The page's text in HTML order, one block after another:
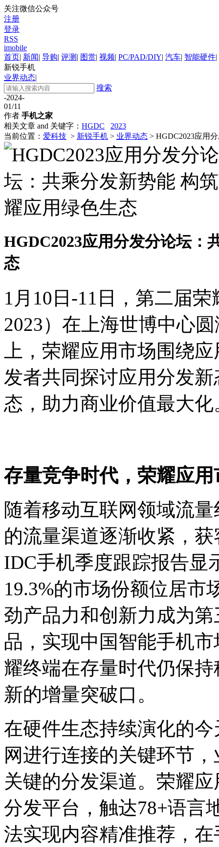
关注微信公众号
注册
登录
RSS
imobile
首页| 新闻| 导购| 评测 | 图赏| 视频| PC/PAD/DIY| 汽车| 智能硬件|
新锐手机
业界动态|
搜索
-2024-
01/11
作者 手机之家
相关文章 and 关键字： HGDC
2023
当前位置： 爱科技 > 新锐手机 > 业界动态 > HGDC2023应用
HGDC2023应用分发分论坛：
态
1月10日-11日，第二届
2023）在上海世博中心
上，荣耀应用市场围绕
发者共同探讨应用分发
态，助力商业价值最大化
存量竞争时代，荣耀应
随着移动互联网领域流
的流量渠道逐渐收紧，
IDC手机季度跟踪报告显
19.3%的市场份额位居市
劲产品力和创新力成为
品，实现中国智能手机
耀终端在存量时代仍保
新的增量突破口。
在硬件生态持续演化的
网进行连接的关键环节
关键的分发渠道。荣耀
分发平台，触达78+语言
法实现内容精准推荐，